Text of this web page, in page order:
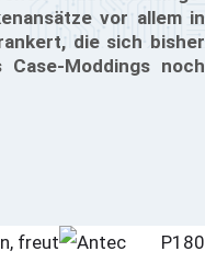
vor allem in
die sich bisher
Moddings noch
freut